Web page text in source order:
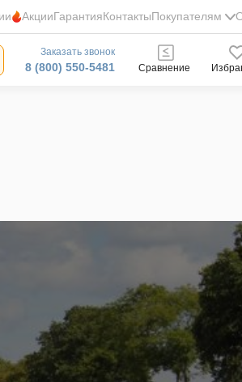
АкцииГарантияКонтактыПокупателям
Заказать звонок
8 (800) 550-5481 Сравнение